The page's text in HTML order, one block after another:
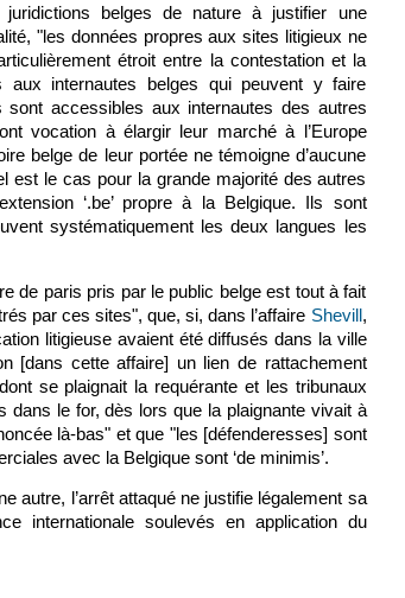
belges de nature à justifier une
"les données propres aux sites litigieux ne
étroit entre la contestation et la
internautes belges qui peuvent y faire
accessibles aux internautes des autres
vocation à élargir leur marché à l’Europe
belge de leur portée ne témoigne d’aucune
est le cas pour la grande majorité des autres
‘.be’ propre à la Belgique. Ils sont
systématiquement les deux langues les
de paris pris par le public belge est tout à fait
par ces sites", que, si, dans l’affaire Shevill ,
litigieuse avaient été diffusés dans la ville
[dans cette affaire] un lien de rattachement
se plaignait la requérante et les tribunaux
dans le for, dès lors que la plaignante vivait à
là-bas" et que "les [défenderesses] sont
avec la Belgique sont ‘de minimis’.
autre, l’arrêt attaqué ne justifie légalement sa
internationale soulevés en application du